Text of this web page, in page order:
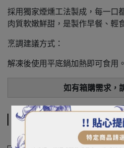
採用獨家煙燻工法製成，每一口
肉質軟嫩鮮甜，是製作早餐、輕
烹調建議方式：
解凍後使用平底鍋加熱即可食用。
如有箱購需求，
規格說明